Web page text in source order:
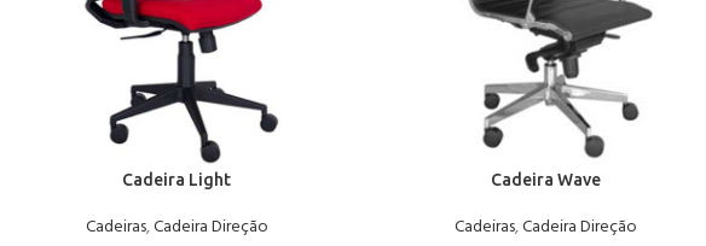
Cadeira Light
Cadeiras,Cadeira Direção
Cadeira Wave
Cadeiras,Cadeira Direção